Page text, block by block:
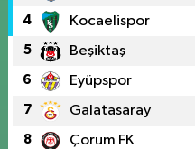
4 Kocaelispor
5 Beşiktaş
6 Eyüpspor
7 Galatasaray
8 Çorum FK